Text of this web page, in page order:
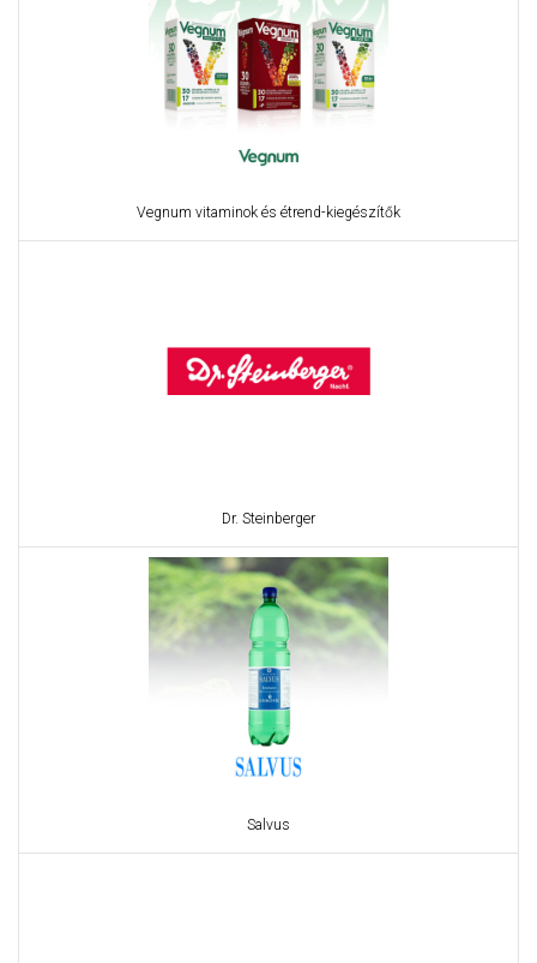
Vegnum vitaminok és étrend-kiegészítők
Dr. Steinberger
Salvus